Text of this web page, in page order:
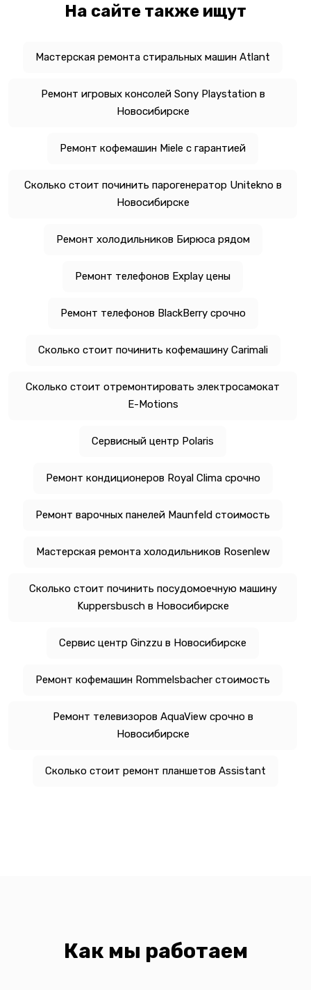
На сайте также ищут
Мастерская ремонта стиральных машин Atlant
Ремонт игровых консолей Sony Playstation в
Новосибирске
Ремонт кофемашин Miele с гарантией
Сколько стоит починить парогенератор Unitekno в
Новосибирске
Ремонт холодильников Бирюса рядом
Ремонт телефонов Explay цены
Ремонт телефонов BlackBerry срочно
Сколько стоит починить кофемашину Carimali
Сколько стоит отремонтировать электросамокат
E-Motions
Сервисный центр Polaris
Ремонт кондиционеров Royal Clima срочно
Ремонт варочных панелей Maunfeld стоимость
Мастерская ремонта холодильников Rosenlew
Сколько стоит починить посудомоечную машину
Kuppersbusch в Новосибирске
Сервис центр Ginzzu в Новосибирске
Ремонт кофемашин Rommelsbacher стоимость
Ремонт телевизоров AquaView срочно в
Новосибирске
Сколько стоит ремонт планшетов Assistant
Как мы работаем